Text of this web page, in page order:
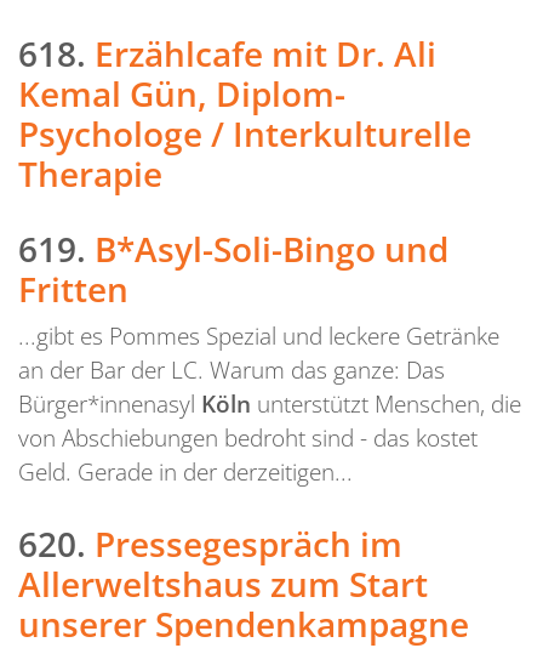
618. Erzählcafe mit Dr. Ali
Kemal Gün, Diplom-
Psychologe / Interkulturelle
Therapie
619. B*Asyl-Soli-Bingo und
Fritten
...gibt es Pommes Spezial und leckere Getränke
an der Bar der LC. Warum das ganze: Das
Bürger*innenasyl Köln unterstützt Menschen, die
von Abschiebungen bedroht sind - das kostet
Geld. Gerade in der derzeitigen...
620. Pressegespräch im
Allerweltshaus zum Start
unserer Spendenkampagne